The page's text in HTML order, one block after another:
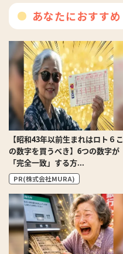
あなたにおすすめ
【昭和43年以前生まれはロト６こ
の数字を買うべき】6つの数字が
「完全一致」する方...
PR(株式会社MURA)